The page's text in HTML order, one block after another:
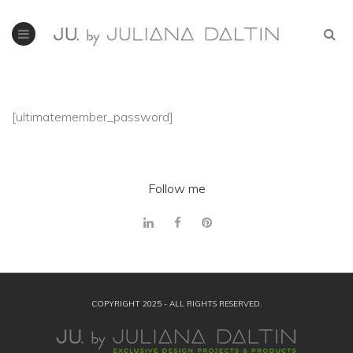
[ultimatemember_password]
Follow me
COPYRIGHT 2025 - ALL RIGHTS RESERVED.